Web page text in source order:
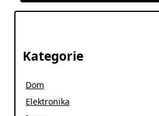
Kategorie
Dom
Elektronika